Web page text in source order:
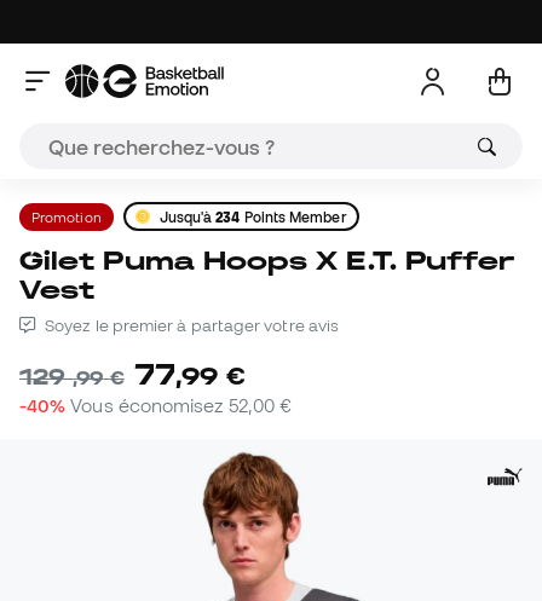
Promotion Jusqu'à234 Points Member
Gilet Puma Hoops X E.T. Puffer
Vest
Soyez le premier à partager votre avis
129,99 € 77,99 €
-40% Vous économisez 52,00 €